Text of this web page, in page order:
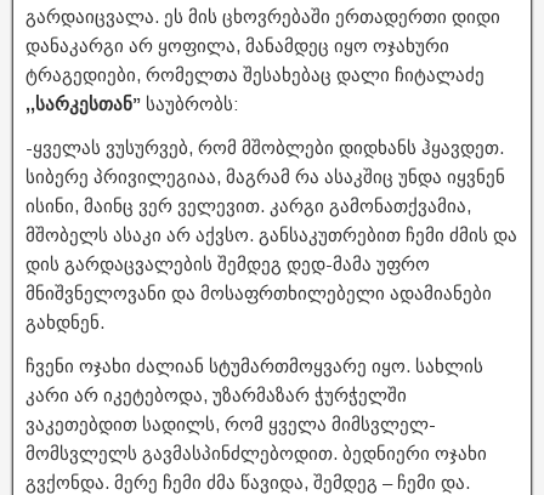
გარდაიცვალა. ეს მის ცხოვრებაში ერთადერთი დიდი
დანაკარგი არ ყოფილა, მანამდეც იყო ოჯახური
ტრაგედიები, რომელთა შესახებაც დალი ჩიტალაძე
,,სარკესთან” საუბრობს:
-ყველას ვუსურვებ, რომ მშობლები დიდხანს ჰყავდეთ.
სიბერე პრივილეგიაა, მაგრამ რა ასაკშიც უნდა იყვნენ
ისინი, მაინც ვერ ველევით. კარგი გამონათქვამია,
მშობელს ასაკი არ აქვსო. განსაკუთრებით ჩემი ძმის და
დის გარდაცვალების შემდეგ დედ-მამა უფრო
მნიშვნელოვანი და მოსაფრთხილებელი ადამიანები
გახდნენ.
ჩვენი ოჯახი ძალიან სტუმართმოყვარე იყო. სახლის
კარი არ იკეტებოდა, უზარმაზარ ჭურჭელში
ვაკეთებდით სადილს, რომ ყველა მიმსვლელ-
მომსვლელს გავმასპინძლებოდით. ბედნიერი ოჯახი
გვქონდა. მერე ჩემი ძმა წავიდა, შემდეგ – ჩემი და.